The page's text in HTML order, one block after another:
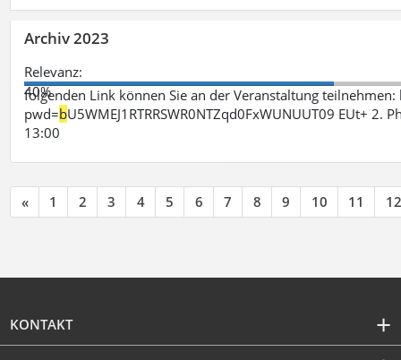
Archiv 2023
Relevanz:
40%
folgenden Link können Sie an der Veranstaltung
pwd=bU5WMEJ1RTRRSWR0NTZqd0FxWUNUUT09 EUt+
13:00
« 1 2 3 4 5 6 7 8 9 10 11 12
KONTAKT